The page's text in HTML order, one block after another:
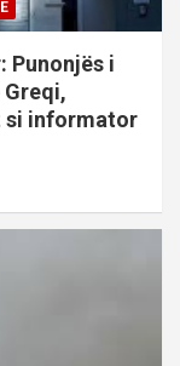
Punonjës i
si informator